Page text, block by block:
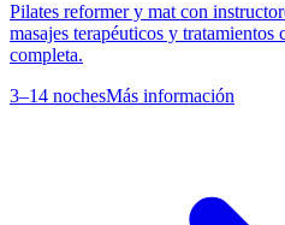
Pilates reformer y mat con
masajes terapéuticos y tratamientos
completa.
3–14 nochesMás información